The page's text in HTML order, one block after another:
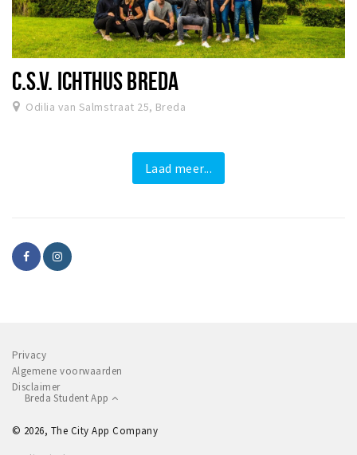
C.S.V. ICHTHUS BREDA
Odilia van Salmstraat 25, Breda
Laad meer...
Privacy
Algemene voorwaarden
Disclaimer
Breda Student App
© 2026, The City App Company